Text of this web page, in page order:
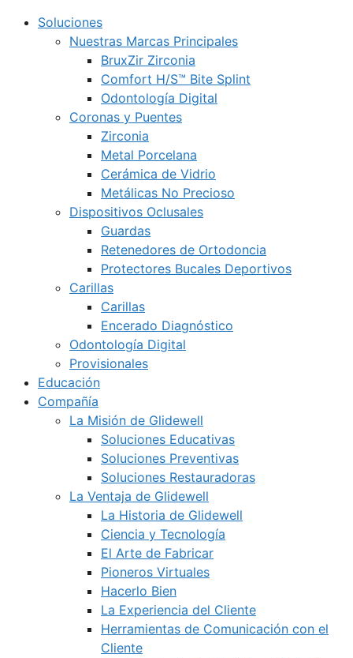
Soluciones
Nuestras Marcas Principales
BruxZir Zirconia
Comfort H/S™ Bite Splint
Odontología Digital
Coronas y Puentes
Zirconia
Metal Porcelana
Cerámica de Vidrio
Metálicas No Precioso
Dispositivos Oclusales
Guardas
Retenedores de Ortodoncia
Protectores Bucales Deportivos
Carillas
Carillas
Encerado Diagnóstico
Odontología Digital
Provisionales
Educación
Compañía
La Misión de Glidewell
Soluciones Educativas
Soluciones Preventivas
Soluciones Restauradoras
La Ventaja de Glidewell
La Historia de Glidewell
Ciencia y Tecnología
El Arte de Fabricar
Pioneros Virtuales
Hacerlo Bien
La Experiencia del Cliente
Herramientas de Comunicación con el
Cliente